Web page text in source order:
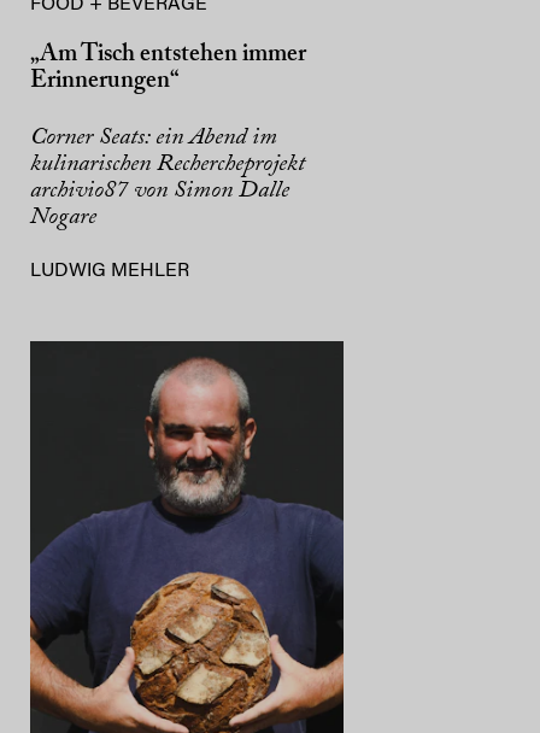
FOOD + BEVERAGE
„Am Tisch entstehen immer
Erinnerungen“
Corner Seats: ein Abend im
kulinarischen Rechercheprojekt
archivio87 von Simon Dalle
Nogare
LUDWIG MEHLER